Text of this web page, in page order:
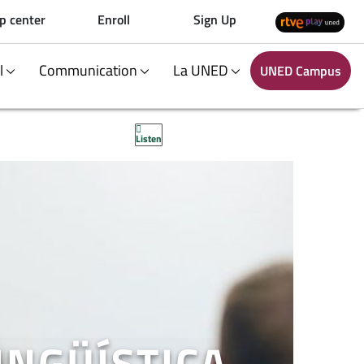
center Enroll Sign Up
Communication La UNED UNED Campus
Listen